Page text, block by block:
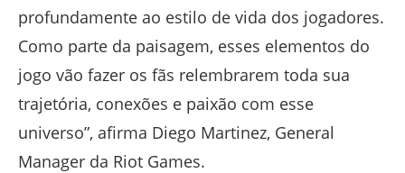
profundamente ao estilo de vida dos jogadores.
Como parte da paisagem, esses elementos do
jogo vão fazer os fãs relembrarem toda sua
trajetória, conexões e paixão com esse
universo”, afirma Diego Martinez, General
Manager da Riot Games.